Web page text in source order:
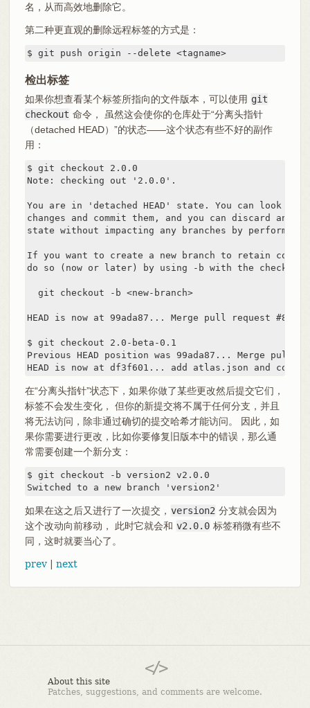
名，从而高效地删除它。
第二种更直观的删除远程标签的方式是：
$ git push origin --delete <tagname>
检出标签
如果你想查看某个标签所指向的文件版本，可以使用 git
checkout 命令， 虽然这会使你的仓库处于“分离头指针
（detached HEAD）”的状态——这个状态有些不好的副作
用：
$ git checkout 2.0.0
Note: checking out '2.0.0'.
You are in 'detached HEAD' state. You can look
changes and commit them, and you can discard any
state without impacting any branches by performing
If you want to create a new branch to retain
do so (now or later) by using -b with the checkout
  git checkout -b <new-branch>
HEAD is now at 99ada87... Merge pull request #89
$ git checkout 2.0-beta-0.1
Previous HEAD position was 99ada87... Merge pull
HEAD is now at df3f601... add atlas.json and cover
在“分离头指针”状态下，如果你做了某些更改然后提交它们，
标签不会发生变化， 但你的新提交将不属于任何分支，并且
将无法访问，除非通过确切的提交哈希才能访问。 因此，如
果你需要进行更改，比如你要修复旧版本中的错误，那么通
常需要创建一个新分支：
$ git checkout -b version2 v2.0.0
Switched to a new branch 'version2'
如果在这之后又进行了一次提交， version2 分支就会因为
这个改动向前移动， 此时它就会和 v2.0.0 标签稍微有些不
同，这时就要当心了。
prev| next
About this site
Patches, suggestions, and comments are welcome.